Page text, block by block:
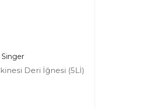
Singer
Deri İğnesi (5Lİ)